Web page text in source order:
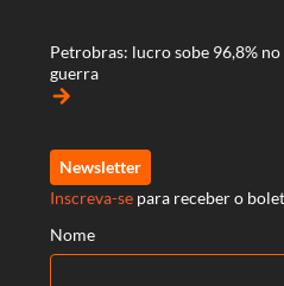
Petrobras: lucro sobe 96,8%
guerra
arrow_forward
Newsletter
Inscreva-se para receber o
Nome